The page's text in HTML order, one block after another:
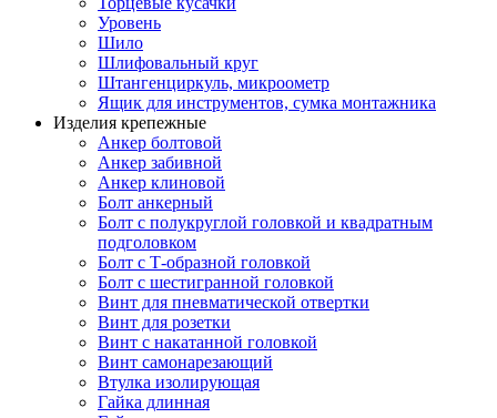
Уровень
Шило
Шлифовальный круг
Штангенциркуль, микроометр
Ящик для инструментов, сумка монтажника
Изделия крепежные
Анкер болтовой
Анкер забивной
Анкер клиновой
Болт анкерный
Болт с полукруглой головкой и квадратным
подголовком
Болт с Т-образной головкой
Болт с шестигранной головкой
Винт для пневматической отвертки
Винт для розетки
Винт с накатанной головкой
Винт самонарезающий
Втулка изолирующая
Гайка длинная